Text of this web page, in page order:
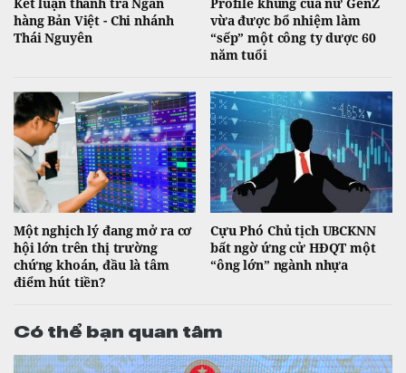
hàng Bản Việt - Chi nhánh
Thái Nguyên
vừa được bổ nhiệm làm
“sếp” một công ty dược 60
năm tuổi
Một nghịch lý đang mở ra cơ
hội lớn trên thị trường
chứng khoán, đầu là tâm
điểm hút tiền?
Cựu Phó Chủ tịch UBCKNN
bất ngờ ứng cử HĐQT một
“ông lớn” ngành nhựa
Có thể bạn quan tâm